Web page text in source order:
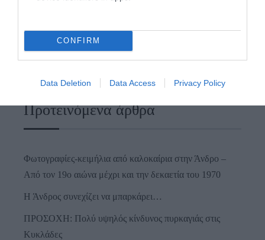
CONFIRM
Data Deletion Data Access Privacy Policy
Προτεινόμενα άρθρα
Φωτογραφίες-κειμήλια από καλοκαίρια στην Άνδρο –
Από τον 19ο αιώνα μέχρι και την δεκαετία του 1970
Η Άνδρος συνεχίζει να μπαρκάρει…
ΠΡΟΣΟΧΗ: Πολύ υψηλός κίνδυνος πυρκαγιάς στις
Κυκλάδες